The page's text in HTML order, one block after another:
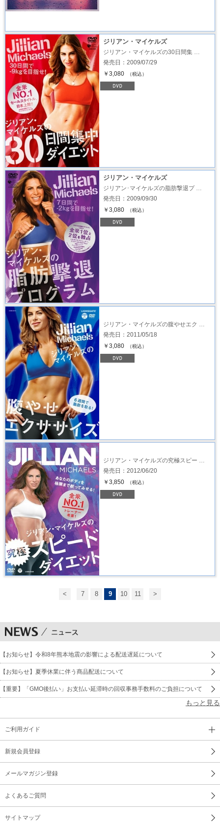
ジリアン・マイケルズ
ジリアン・マイケルズの30日間集 …
発売日：2009/07/29
￥3,080
（税込）
ジリアン・マイケルズ
ジリアン･マイケルズの脂肪撃退プ …
発売日：2009/09/30
￥3,080
（税込）
ジリアン・マイケルズの腹やせエク …
発売日：2011/05/18
￥3,080
（税込）
ジリアン・マイケルズの究極スピー …
発売日：2012/06/20
￥3,850
（税込）
< 7 8 9 10 11 >
【お知らせ】令和8年熊本地震の影響による配送遅延について
【お知らせ】夏季休業に伴う商品配送について
【重要】「GMO後払い」お支払い延滞時の回収事務手数料のご負担について
もっと見る
ご利用ガイド
新規会員登録
メールマガジン登録
よくあるご質問
サイトマップ